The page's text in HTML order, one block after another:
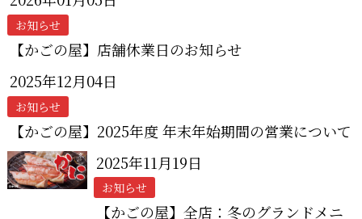
お知らせ
【かごの屋】店舗休業日のお知らせ
2025年12月04日
お知らせ
【かごの屋】2025年度 年末年始期間の営業について
2025年11月19日
お知らせ
【かごの屋】全店：冬のグランドメニ